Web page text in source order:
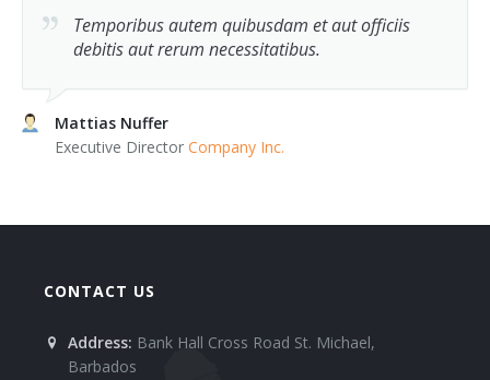
Temporibus autem quibusdam et aut officiis
debitis aut rerum necessitatibus.
Mattias Nuffer
Executive Director Company Inc.
CONTACT US
Address: Bank Hall Cross Road St. Michael,
Barbados